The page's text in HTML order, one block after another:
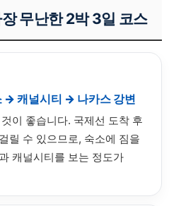
무난한 2박 3일 코스
→ 캐널시티 → 나카스 강변
이 좋습니다. 국제선 도착 후
릴 수 있으므로, 숙소에 짐을
캐널시티를 보는 정도가